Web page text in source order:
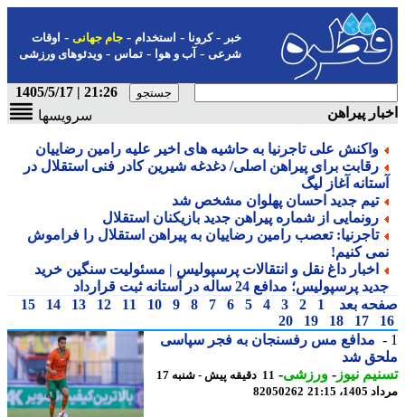
-کرونا-استخدام- جام جهانی-اوقات
شرعی-آب و هوا-تماس-ویدئوهای ورزشی
21:26 | 1405/5/17
پیراهن
سرویسها
واکنش علی تاجرنیا به حاشیه های اخیر علیه رامین رضاییان
رقابت برای پیراهن اصلی/ دغدغه شیرین کادر فنی استقلال در
آغاز لیگ
تیم جدید احسان پهلوان مشخص شد
رونمایی از شماره پیراهن جدید بازیکنان استقلال
تاجرنیا: تعصب رامین رضاییان به پیراهن استقلال را فراموش
کنیم!
اخبار داغ نقل و انتقالات پرسپولیس | مسئولیت سنگین خرید
پرسپولیس؛ مدافع 24 ساله در آستانه ثبت قرارداد
بعد
1
2
3
4
5
6
7
8
9
10
11
12
13
14
15
17
18
19
20
مدافع مس رفسنجان به فجر سپاسی
شد
نیوز-ورزشی-
11 دقیقه پیش - شنبه 17
21:15
82050262